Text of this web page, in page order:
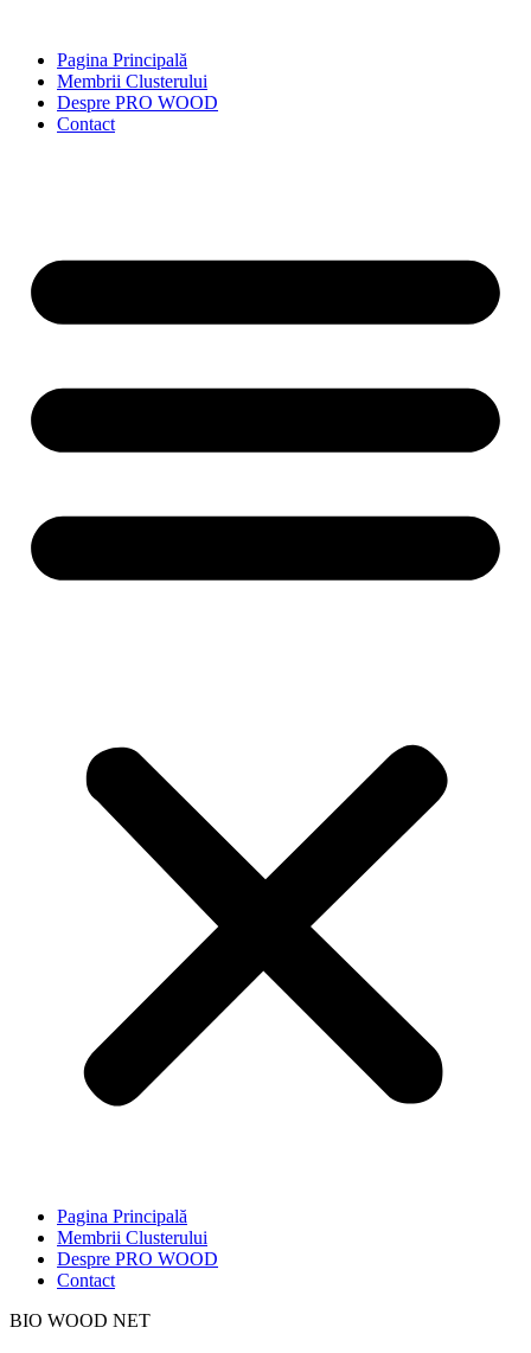
contentPagina Principală
Membrii Clusterului
Despre PRO WOOD
Contact
Pagina Principală
Membrii Clusterului
Despre PRO WOOD
Contact
BIO WOOD NET